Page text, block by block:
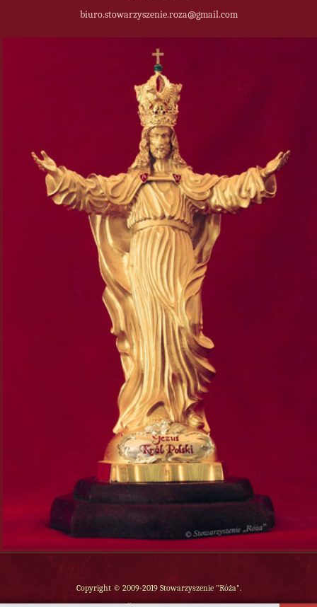
biuro.stowarzyszenie.roza@gmail.com
Copyright © 2009-2019 Stowarzyszenie "Róża".